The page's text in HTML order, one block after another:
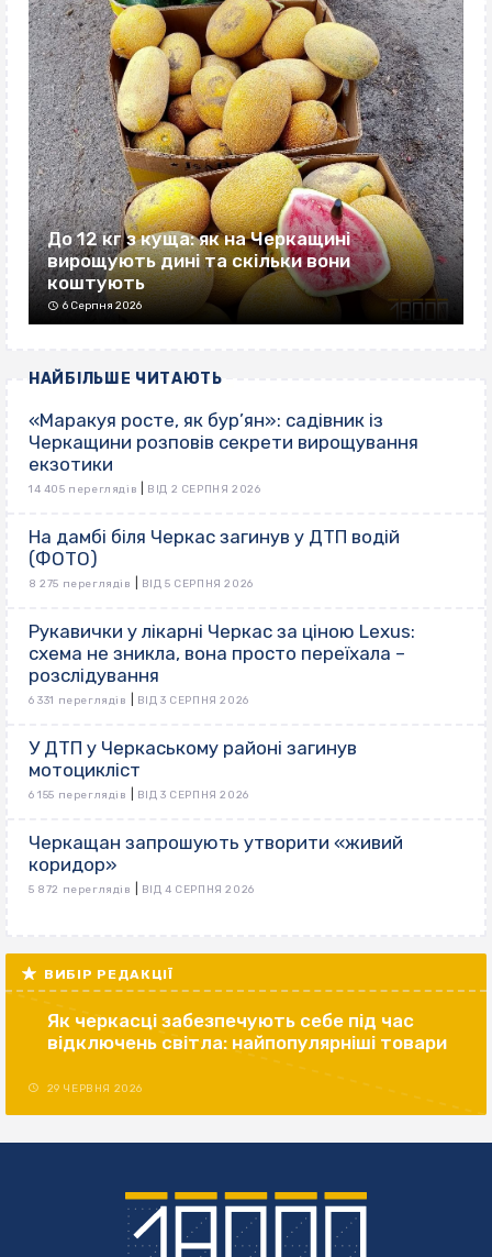
До 12 кг з куща: як на Черкащині
вирощують дині та скільки вони
коштують
6 Серпня 2026
НАЙБІЛЬШЕ ЧИТАЮТЬ
«Маракуя росте, як бур’ян»: садівник із
Черкащини розповів секрети вирощування
екзотики
14 405 переглядів ВІД 2 СЕРПНЯ 2026
На дамбі біля Черкас загинув у ДТП водій
(ФОТО)
8 275 переглядів ВІД 5 СЕРПНЯ 2026
Рукавички у лікарні Черкас за ціною Lexus:
схема не зникла, вона просто переїхала –
розслідування
6 331 переглядів ВІД 3 СЕРПНЯ 2026
У ДТП у Черкаському районі загинув
мотоцикліст
6 155 переглядів ВІД 3 СЕРПНЯ 2026
Черкащан запрошують утворити «живий
коридор»
5 872 переглядів ВІД 4 СЕРПНЯ 2026
ВИБІР РЕДАКЦІЇ
Як черкасці забезпечують себе під час
відключень світла: найпопулярніші товари
29 ЧЕРВНЯ 2026